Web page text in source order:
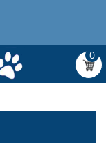
0